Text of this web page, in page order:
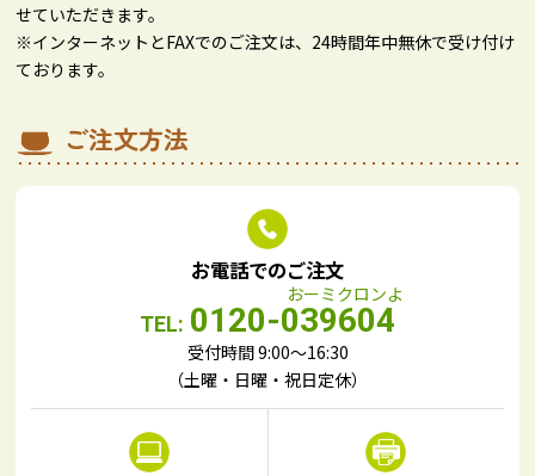
せていただきます。
※インターネットとFAXでのご注文は、24時間年中無休で受け付け
ております。
ご注文方法
お電話でのご注文
TEL: 0120-039604
受付時間 9:00～16:30
（土曜・日曜・祝日定休）